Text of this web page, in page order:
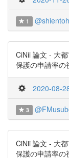
1
CiNii 論文 - 大
保護の申請率の
2020-08-
3
CiNii 論文 - 大
保護の申請率の